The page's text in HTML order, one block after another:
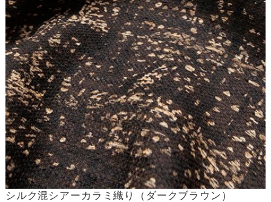
シルク混シアーカラミ織り（ダークブラウン）